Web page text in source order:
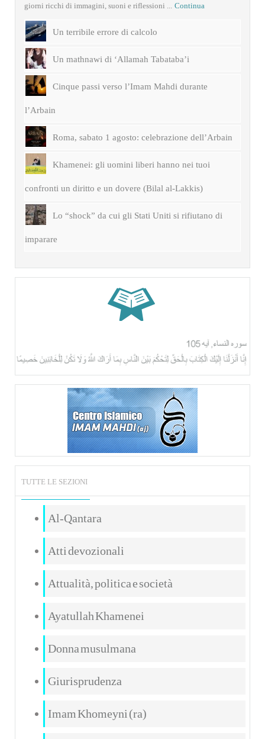
giorni ricchi di immagini, suoni e riflessioni ...
Continua
Un terribile errore di calcolo
Un mathnawi di ‘Allamah Tabataba’i
Cinque passi verso l’Imam Mahdi durante
l’Arbain
Roma, sabato 1 agosto: celebrazione dell’Arbain
Khamenei: gli uomini liberi hanno nei tuoi
confronti un diritto e un dovere (Bilal al-Lakkis)
Lo “shock” da cui gli Stati Uniti si rifiutano di
imparare
TUTTE LE SEZIONI
Al-Qantara
Atti devozionali
Attualità, politica e società
Ayatullah Khamenei
Donna musulmana
Giurisprudenza
Imam Khomeyni (ra)